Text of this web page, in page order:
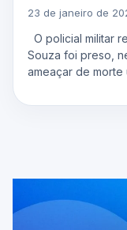
23 de janeiro de
O policial militar
Souza foi preso,
ameaçar de morte